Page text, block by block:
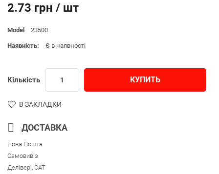
2.73 грн / шт
Model 23500
Наявність: Є в наявності
Кількість КУПИТЬ
В ЗАКЛАДКИ
ДОСТАВКА
Нова Пошта
Самовивіз
Делівері, CAT